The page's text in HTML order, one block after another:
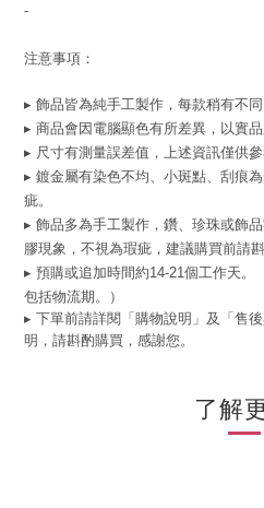
-
注意事項：
▸ 飾品皆為純手工製作，每款稍有不同
▸ 商品會因電腦顯色有所差異，以實品
▸ 尺寸有測量誤差值，上述資訊僅供參
▸ 鍍金屬有染色不均、小斑點、刮痕
疵。
▸ 飾品多為手工製作，鑽、珍珠或飾
膠現象，不視為瑕疵，建議購買前請斟
▸ 預購或追加時間約14-21個工作天。
包括物流期。）
▸ 下單前請詳閱「購物說明」及「售
明，請斟酌購買，感謝您。
了解